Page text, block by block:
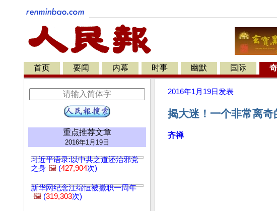
首页 要闻 内幕 时事 幽默 国际
重点推荐文章
2016年1月19日
习近平语录:以中共之道还治邪党
之身 🖼️ (427,904次)
新华网纪念江绵恒被撤职一周年
🖼️ (319,303次)
2016年1月19日 发表
揭大迷！一个非常离
齐禅